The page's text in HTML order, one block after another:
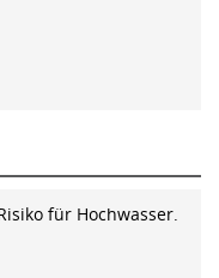
für Hochwasser.